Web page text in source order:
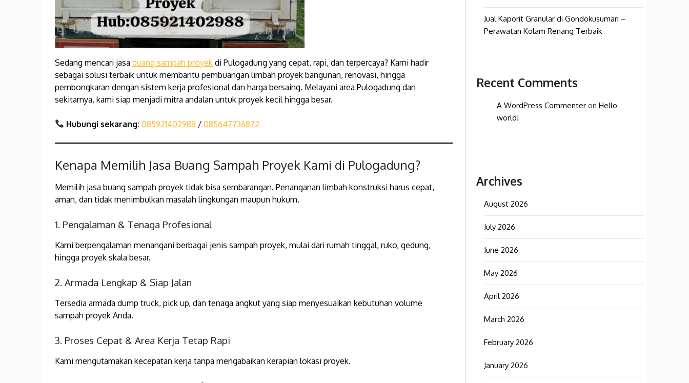
Sedang mencari jasa buang sampah proyek di Pulogadung yang cepat, rapi, dan terpercaya? Kami hadir
sebagai solusi terbaik untuk membantu pembuangan limbah proyek bangunan, renovasi, hingga
pembongkaran dengan sistem kerja profesional dan harga bersaing. Melayani area Pulogadung dan
sekitarnya, kami siap menjadi mitra andalan untuk proyek kecil hingga besar.
Hubungi sekarang: 085921402988 /085647736872
Kenapa Memilih Jasa Buang Sampah Proyek Kami di Pulogadung?
Memilih jasa buang sampah proyek tidak bisa sembarangan. Penanganan limbah konstruksi harus cepat,
aman, dan tidak menimbulkan masalah lingkungan maupun hukum.
1. Pengalaman & Tenaga Profesional
Kami berpengalaman menangani berbagai jenis sampah proyek, mulai dari rumah tinggal, ruko, gedung,
hingga proyek skala besar.
2. Armada Lengkap & Siap Jalan
Tersedia armada dump truck, pick up, dan tenaga angkut yang siap menyesuaikan kebutuhan volume
sampah proyek Anda.
3. Proses Cepat & Area Kerja Tetap Rapi
Kami mengutamakan kecepatan kerja tanpa mengabaikan kerapian lokasi proyek.
Jual Kaporit Granular di Gondokusuman –
Perawatan Kolam Renang Terbaik
Recent Comments
A WordPress Commenter on Hello
world!
Archives
August 2026
July 2026
June 2026
May 2026
April 2026
March 2026
February 2026
January 2026